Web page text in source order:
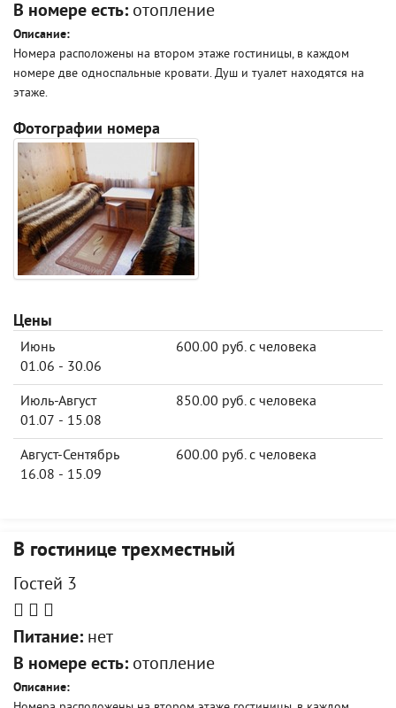
В номере есть: отопление
Описание:
Номера расположены на втором этаже гостиницы, в каждом
номере две односпальные кровати. Душ и туалет находятся на
этаже.
Фотографии номера
Цены
Июнь
01.06 - 30.06
600.00 руб. с человека
Июль-Август
01.07 - 15.08
850.00 руб. с человека
Август-Сентябрь
16.08 - 15.09
600.00 руб. с человека
В гостинице трехместный
Гостей 3
Питание: нет
В номере есть: отопление
Описание: